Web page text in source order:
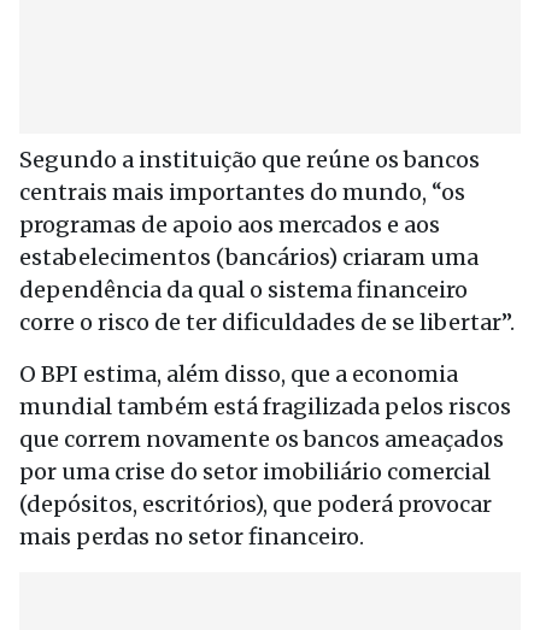
Segundo a instituição que reúne os bancos
centrais mais importantes do mundo, “os
programas de apoio aos mercados e aos
estabelecimentos (bancários) criaram uma
dependência da qual o sistema financeiro
corre o risco de ter dificuldades de se libertar”.
O BPI estima, além disso, que a economia
mundial também está fragilizada pelos riscos
que correm novamente os bancos ameaçados
por uma crise do setor imobiliário comercial
(depósitos, escritórios), que poderá provocar
mais perdas no setor financeiro.